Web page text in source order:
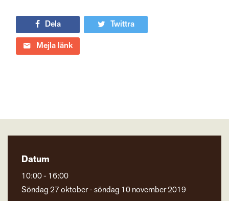
Dela
Twittra
Mejla länk
Datum
10:00 - 16:00
Söndag 27 oktober - söndag 10 november 2019